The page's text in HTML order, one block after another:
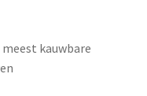
kauwbare